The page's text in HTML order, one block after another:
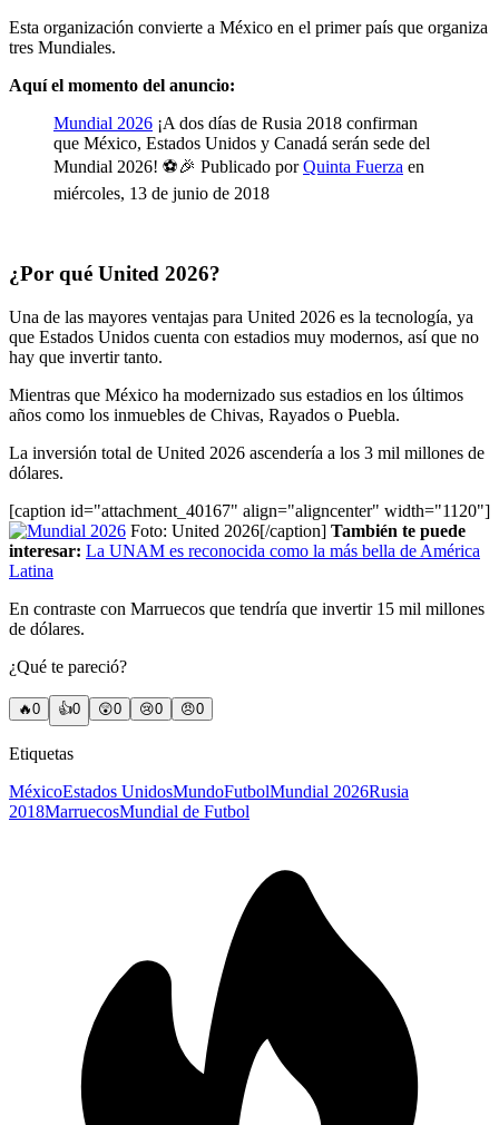
Esta organización convierte a México en el primer país que organiza
tres Mundiales.
Aquí el momento del anuncio:
Mundial 2026 ¡A dos días de Rusia 2018 confirman
que México, Estados Unidos y Canadá serán sede del
Mundial 2026! ⚽🎉 Publicado porQuinta Fuerza en
miércoles, 13 de junio de 2018
¿Por qué United 2026?
Una de las mayores ventajas para United 2026 es la tecnología, ya
que Estados Unidos cuenta con estadios muy modernos, así que no
hay que invertir tanto.
Mientras que México ha modernizado sus estadios en los últimos
años como los inmuebles de Chivas, Rayados o Puebla.
La inversión total de United 2026 ascendería a los 3 mil millones de
dólares.
[caption id="attachment_40167" align="aligncenter" width="1120"]
Foto: United 2026[/caption] También te puede
interesar: La UNAM es reconocida como la más bella de América
Latina
En contraste con Marruecos que tendría que invertir 15 mil millones
de dólares.
¿Qué te pareció?
🔥0 👍0 😲0 😢0 😠0
Etiquetas
MéxicoEstados UnidosMundoFutbolMundial 2026Rusia
2018MarruecosMundial de Futbol